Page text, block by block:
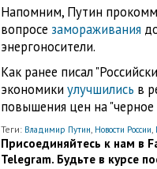
Напомним, Путин
вопросе замораживания
энергоносители.
Как ранее писал
экономики улучшились в
повышения цен на "черное
Теги: Владимир Путин, Новости России,
Присоединяйтесь к нам в
Telegram. Будьте в курсе